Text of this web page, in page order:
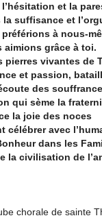
et la
la suffisance et
préférions à nous-
aimions grâce à toi.
pierres vivantes de
et passion,
des
qui sème la
la joie des noces
célébrer avec
dans les
la civilisation de
chorale de sainte